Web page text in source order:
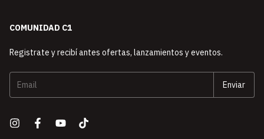
COMUNIDAD C1
Registrate y recibí antes ofertas, lanzamientos y eventos.